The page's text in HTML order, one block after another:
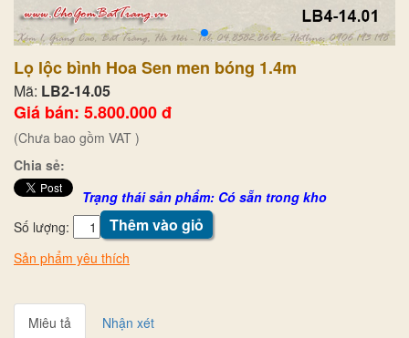
Lọ lộc bình Hoa Sen men bóng 1.4m
Mã: LB2-14.05
Giá bán: 5.800.000 đ
(Chưa bao gồm VAT )
Chia sẻ:
Trạng thái sản phẩm: Có sẵn trong kho
Số lượng:
Thêm vào giỏ
Sản phẩm yêu thích
Miêu tả Nhận xét